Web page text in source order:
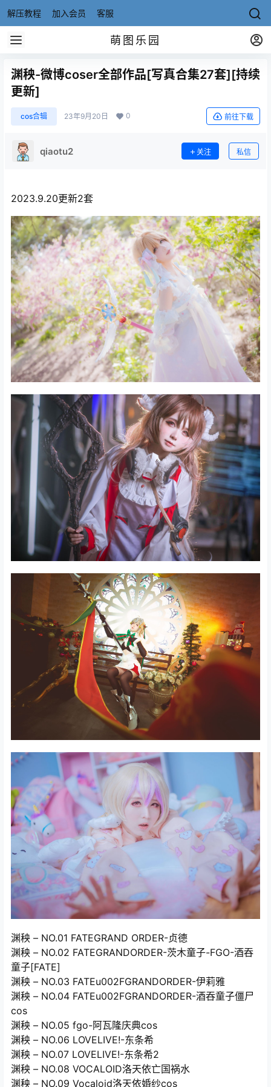
解压教程 加入会员 客服
萌图乐园
渊秧-微博coser全部作品[写真合集27套][持续
更新]
cos合辑 23年9月20日 0 前往下载
qiaotu2 关注 私信
2023.9.20更新2套
渊秧 – NO.01 FATEGRAND ORDER-贞德
渊秧 – NO.02 FATEGRANDORDER-茨木童子-FGO-酒吞
童子[FATE]
渊秧 – NO.03 FATEu002FGRANDORDER-伊莉雅
渊秧 – NO.04 FATEu002FGRANDORDER-酒吞童子僵尸
cos
渊秧 – NO.05 fgo-阿瓦隆庆典cos
渊秧 – NO.06 LOVELIVE!-东条希
渊秧 – NO.07 LOVELIVE!-东条希2
渊秧 – NO.08 VOCALOID洛天依亡国祸水
渊秧 – NO.09 Vocaloid洛天依婚纱cos